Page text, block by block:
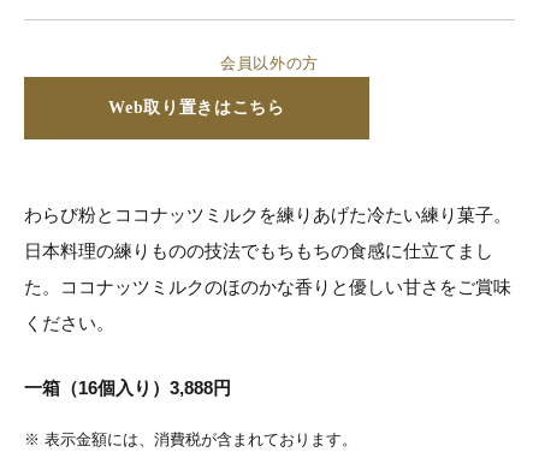
会員以外の方
Web取り置きはこちら
わらび粉とココナッツミルクを練りあげた冷たい練り菓子。
日本料理の練りものの技法でもちもちの食感に仕立てまし
た。ココナッツミルクのほのかな香りと優しい甘さをご賞味
ください。
一箱（16個入り）3,888円
※ 表示金額には、消費税が含まれております。